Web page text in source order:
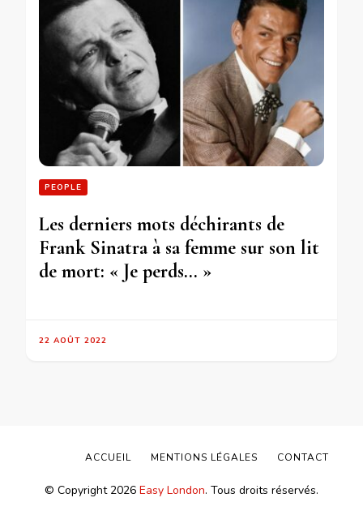
PEOPLE
Les derniers mots déchirants de
Frank Sinatra à sa femme sur son lit
de mort: « Je perds… »
22 AOÛT 2022
© Copyright 2026 Easy London. Tous droits réservés.
ACCUEIL MENTIONS LÉGALES CONTACT